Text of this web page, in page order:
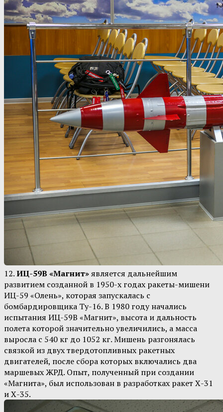
12.ИЦ-59В «Магнит»является дальнейшим
развитием созданной в 1950-х годах ракеты-мишени
ИЦ-59 «Олень», которая запускалась с
бомбардировщика Ту-16. В 1980 году начались
испытания ИЦ-59В «Магнит», высота и дальность
полета которой значительно увеличились, а масса
выросла с 540 кг до 1052 кг. Мишень разгонялась
связкой из двух твердотопливных ракетных
двигателей, после сбора которых включались два
маршевых ЖРД. Опыт, полученный при создании
«Магнита», был использован в разработках ракет Х-31
и Х-35.